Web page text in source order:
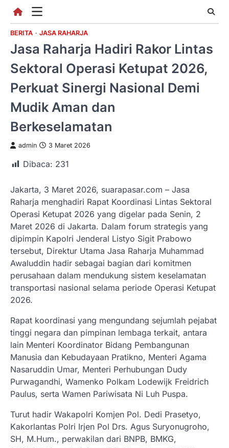
content
BERITA JASA RAHARJA
Jasa Raharja Hadiri Rakor Lintas
Sektoral Operasi Ketupat 2026,
Perkuat Sinergi Nasional Demi
Mudik Aman dan
Berkeselamatan
admin 3 Maret 2026
Dibaca: 231
Jakarta, 3 Maret 2026, suarapasar.com – Jasa
Raharja menghadiri Rapat Koordinasi Lintas Sektoral
Operasi Ketupat 2026 yang digelar pada Senin, 2
Maret 2026 di Jakarta. Dalam forum strategis yang
dipimpin Kapolri Jenderal Listyo Sigit Prabowo
tersebut, Direktur Utama Jasa Raharja Muhammad
Awaluddin hadir sebagai bagian dari komitmen
perusahaan dalam mendukung sistem keselamatan
transportasi nasional selama periode Operasi Ketupat
2026.
Rapat koordinasi yang mengundang sejumlah pejabat
tinggi negara dan pimpinan lembaga terkait, antara
lain Menteri Koordinator Bidang Pembangunan
Manusia dan Kebudayaan Pratikno, Menteri Agama
Nasaruddin Umar, Menteri Perhubungan Dudy
Purwagandhi, Wamenko Polkam Lodewijk Freidrich
Paulus, serta Wamen Pariwisata Ni Luh Puspa.
Turut hadir Wakapolri Komjen Pol. Dedi Prasetyo,
Kakorlantas Polri Irjen Pol Drs. Agus Suryonugroho,
SH, M.Hum., perwakilan dari BNPB, BMKG,